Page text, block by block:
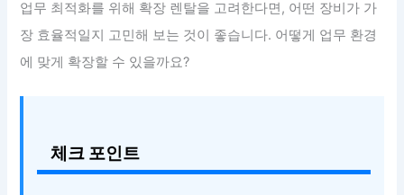
업무 최적화를 위해 확장 렌탈을 고려한다면, 어떤 장비가 가
장 효율적일지 고민해 보는 것이 좋습니다. 어떻게 업무 환경
에 맞게 확장할 수 있을까요?
체크 포인트